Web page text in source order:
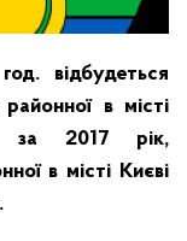
відбудеться
в місті
за 2017 рік,
в місті Києві